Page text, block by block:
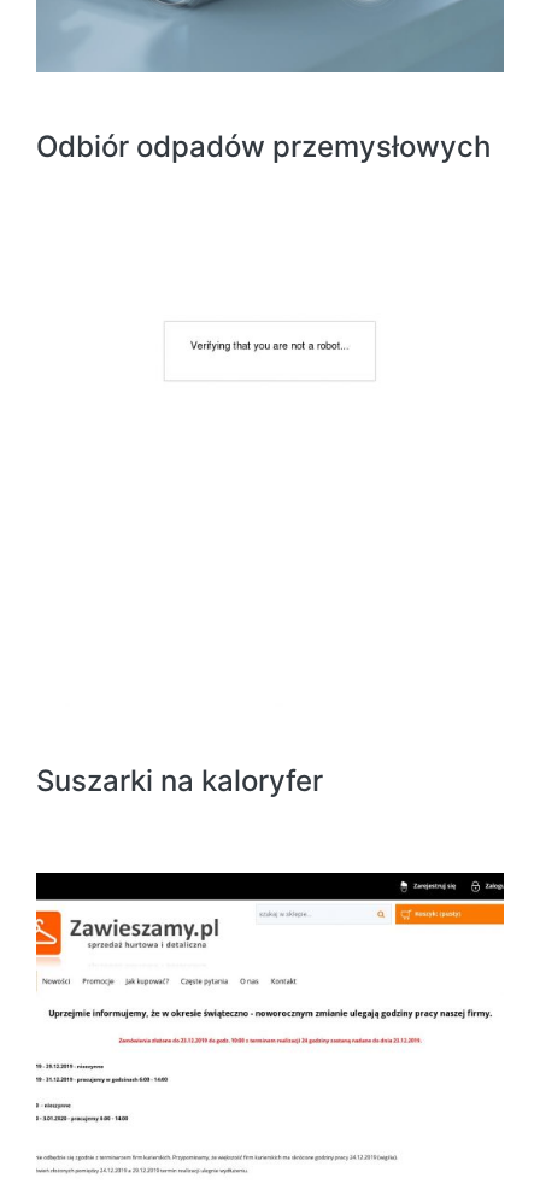
Odbiór odpadów przemysłowych
Suszarki na kaloryfer